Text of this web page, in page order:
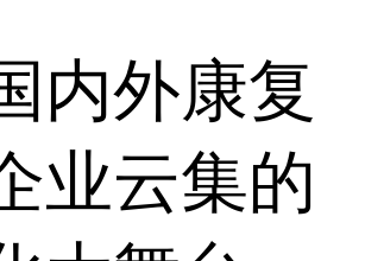
内外康复
业云集的